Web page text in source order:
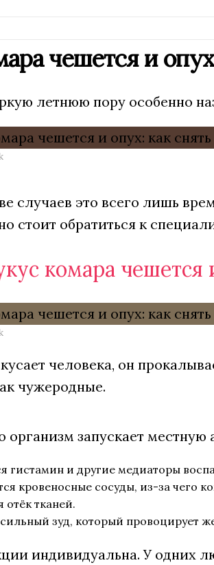
чешется и
летнюю пору особенно
случаев это всего лишь
стоит обратиться к
комара чешется
человека, он
чужеродные.
организм запускает
гистамин и другие медиаторы
кровеносные сосуды, из-за чего
отёк тканей.
зуд, который провоцирует
индивидуальна. У одних